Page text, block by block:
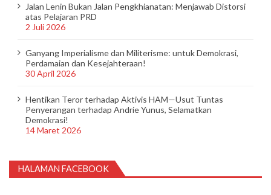
Jalan Lenin Bukan Jalan Pengkhianatan: Menjawab Distorsi
atas Pelajaran PRD
2 Juli 2026
Ganyang Imperialisme dan Militerisme: untuk Demokrasi,
Perdamaian dan Kesejahteraan!
30 April 2026
Hentikan Teror terhadap Aktivis HAM—Usut Tuntas
Penyerangan terhadap Andrie Yunus, Selamatkan
Demokrasi!
14 Maret 2026
HALAMAN FACEBOOK